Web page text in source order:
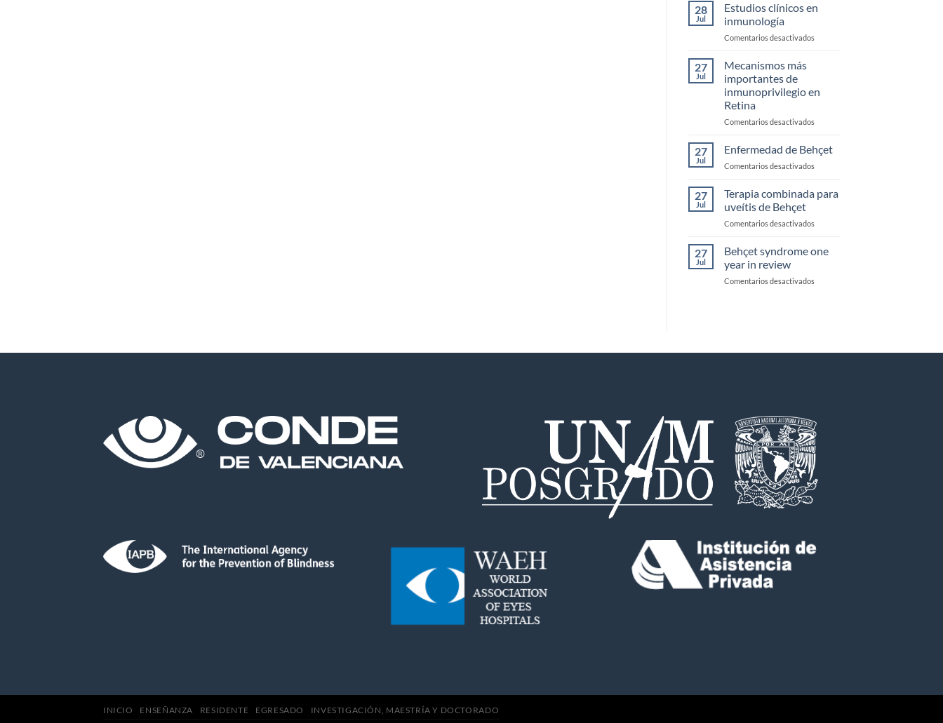
28
Jul
Estudios clínicos en
inmunología
Comentarios desactivadosen
27
Jul
Mecanismos más
importantes de
inmunoprivilegio en
Retina
Comentarios desactivadosen
más
importantes
de
en
27
Jul
Enfermedad de Behçet
Comentarios desactivadosen
Behçet
27
Jul
Terapia combinada para
uveítis de Behçet
Comentarios desactivadosen
de
27
Jul
Behçet syndrome one
year in review
Comentarios desactivadosen
review
INICIO ENSEÑANZA RESIDENTE EGRESADO INVESTIGACIÓN, MAESTRÍA Y DOCTORADO